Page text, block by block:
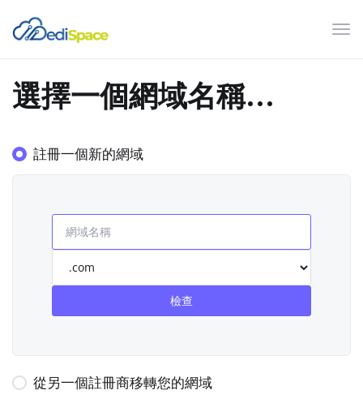
切
選擇一個網域名稱...
註冊一個新的網域
檢查
從另一個註冊商移轉您的網域